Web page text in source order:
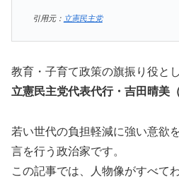
引用元： 立憲民主党
教育・子育て政策の旗振り役と
立憲民主党代表代行・吉田晴美
若い世代の負担軽減に強い意欲
言を行う政治家です。
この記事では、人物像がすべて